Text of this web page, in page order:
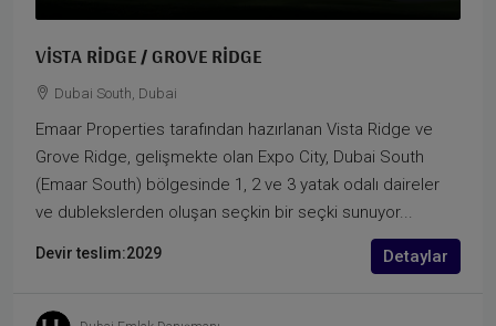
VISTA RIDGE / GROVE RIDGE
Dubai South, Dubai
Emaar Properties tarafından hazırlanan Vista Ridge ve
Grove Ridge, gelişmekte olan Expo City, Dubai South
(Emaar South) bölgesinde 1, 2 ve 3 yatak odalı daireler
ve dublekslerden oluşan seçkin bir seçki sunuyor...
Devir teslim:2029 Detaylar